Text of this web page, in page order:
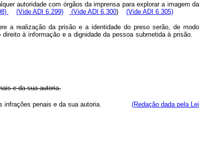
autoridade com órgãos da imprensa para explorar a imagem da
(Vide ADI 6.299) (Vide ADI 6.300) (Vide ADI 6.305)
a realização da prisão e a identidade do preso serão, de modo
à informação e a dignidade da pessoa submetida à prisão.
e da sua autoria.
infrações penais e da sua autoria.
(Redação dada pela Lei